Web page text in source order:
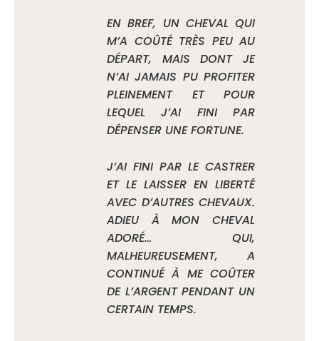
EN BREF, UN CHEVAL QUI
M’A COÛTÉ TRÈS PEU AU
DÉPART, MAIS DONT JE
N’AI JAMAIS PU PROFITER
PLEINEMENT ET POUR
LEQUEL J’AI FINI PAR
DÉPENSER UNE FORTUNE.
J’AI FINI PAR LE CASTRER
ET LE LAISSER EN LIBERTÉ
AVEC D’AUTRES CHEVAUX.
ADIEU À MON CHEVAL
ADORÉ… QUI,
MALHEUREUSEMENT, A
CONTINUÉ À ME COÛTER
DE L’ARGENT PENDANT UN
CERTAIN TEMPS.